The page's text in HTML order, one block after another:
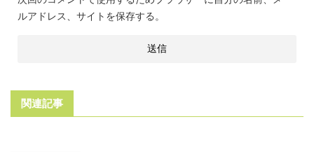
ルアドレス、サイトを保存する。
関連記事